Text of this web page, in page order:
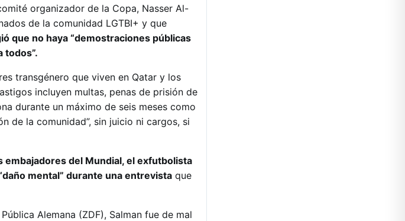
organizador de la Copa, Nasser Al-
de la comunidad LGTBI+ y que
que no haya “demostraciones públicas
todos”.
transgénero que viven en Qatar y los
incluyen multas, penas de prisión de
durante un máximo de seis meses como
de la comunidad”, sin juicio ni cargos, si
embajadores del Mundial, el exfutbolista
mental” durante una entrevista que
Alemana (ZDF), Salman fue de mal